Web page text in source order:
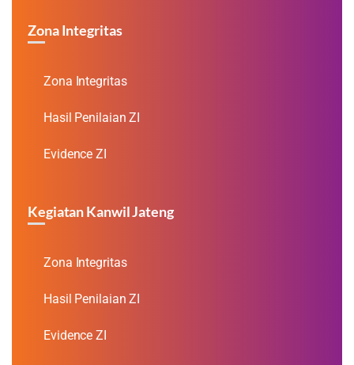
Zona Integritas
Zona Integritas
Hasil Penilaian ZI
Evidence ZI
Kegiatan Kanwil Jateng
Zona Integritas
Hasil Penilaian ZI
Evidence ZI